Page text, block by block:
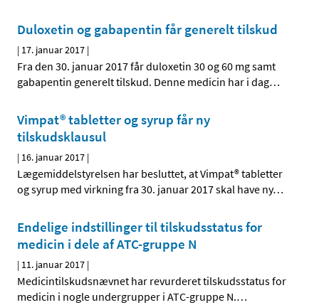
Duloxetin og gabapentin får generelt tilskud
| 17. januar 2017 |
Fra den 30. januar 2017 får duloxetin 30 og 60 mg samt
gabapentin generelt tilskud. Denne medicin har i dag…
Vimpat® tabletter og syrup får ny
tilskudsklausul
| 16. januar 2017 |
Lægemiddelstyrelsen har besluttet, at Vimpat® tabletter
og syrup med virkning fra 30. januar 2017 skal have ny…
Endelige indstillinger til tilskudsstatus for
medicin i dele af ATC-gruppe N
| 11. januar 2017 |
Medicintilskudsnævnet har revurderet tilskudsstatus for
medicin i nogle undergrupper i ATC-gruppe N.…